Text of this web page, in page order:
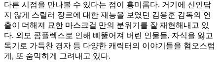
다른 시점을 만나볼 수 있다는 점이 흥미롭다. 거기에 신인답
지 않게 스릴러 장르에 대한 재능을 보였던 김용훈 감독의 연
출이 더해져 묘한 마스크걸 만의 분위기를 잘 재현해내고 있
다. 외모 콤플렉스로 인해 삐뚤어져 버린 인물들, 자식을 잃고
독기로 가득찬 경자 등 다양한 캐릭터의 이야기들을 혐오스럽
게, 또 숨막히게 그려내고 있다.